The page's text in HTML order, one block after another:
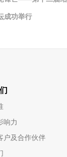
成功举行
响力
户及合作伙伴